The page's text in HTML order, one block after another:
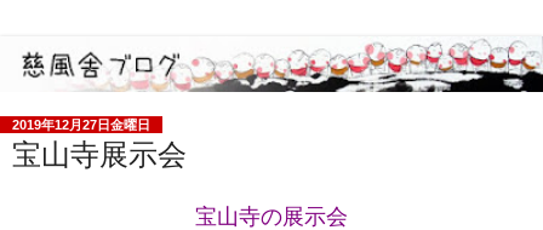
2019年12月27日金曜日
宝山寺展示会
宝山寺の展示会